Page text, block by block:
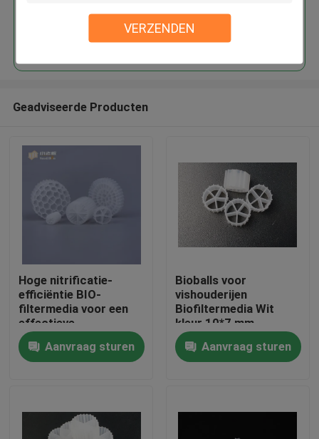
VERZENDEN
Huis
Producten
Ongeveer ons
Doorgaan
Geadviseerde Producten
Hoge nitrificatie-
efficiëntie BIO-
filtermedia voor een
effectieve
afvalwaterzuivering
Aanvraag sturen
Bioballs voor
vishouderijen
Biofiltermedia Wit
kleur 10*7 mm
Drijvende vulstof
100% maagdelijk
HDPE biofiltermedia
Aanvraag sturen